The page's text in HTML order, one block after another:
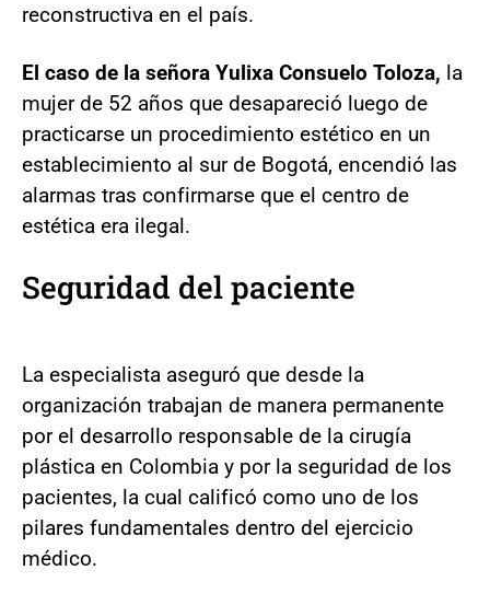
reconstructiva en el país.
El caso de la señora Yulixa Consuelo Toloza, la
mujer de 52 años que desapareció luego de
practicarse un procedimiento estético en un
establecimiento al sur de Bogotá, encendió las
alarmas tras confirmarse que el centro de
estética era ilegal.
Seguridad del paciente
La especialista aseguró que desde la
organización trabajan de manera permanente
por el desarrollo responsable de la cirugía
plástica en Colombia y por la seguridad de los
pacientes, la cual calificó como uno de los
pilares fundamentales dentro del ejercicio
médico.